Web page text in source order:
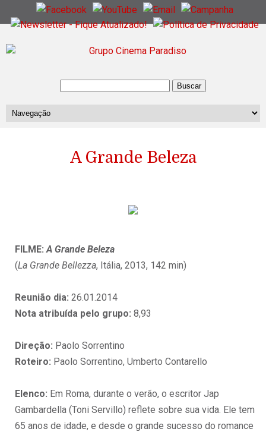
A Grande Beleza
FILME: A Grande Beleza
(La Grande Bellezza, Itália, 2013, 142 min)
Reunião dia: 26.01.2014
Nota atribuída pelo grupo: 8,93
Direção: Paolo Sorrentino
Roteiro: Paolo Sorrentino, Umberto Contarello
Elenco: Em Roma, durante o verão, o escritor Jap
Gambardella (Toni Servillo) reflete sobre sua vida. Ele tem
65 anos de idade, e desde o grande sucesso do romance